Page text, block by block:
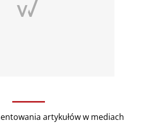
artykułów w mediach